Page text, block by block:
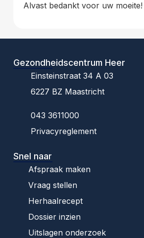
Alvast bedankt voor uw moeite!
Gezondheidscentrum Heer
Einsteinstraat 34 A 03
6227 BZ Maastricht
043 3611000
Privacyreglement
Snel naar
Afspraak maken
Vraag stellen
Herhaalrecept
Dossier inzien
Uitslagen onderzoek